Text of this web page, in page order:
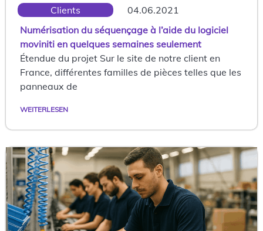
Clients
04.06.2021
Numérisation du séquençage à l’aide du logiciel
moviniti en quelques semaines seulement
Étendue du projet Sur le site de notre client en
France, différentes familles de pièces telles que les
panneaux de
WEITERLESEN